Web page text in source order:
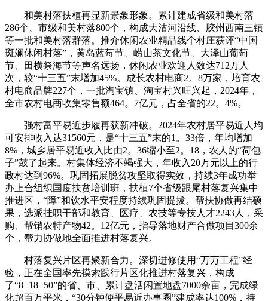
和美村落扶植再显新景象形象。累计建成省级和美村落
286个、市级和美村落800个，构成大沽河沿线、胶州西南三镇
等一批和美村落群落。推介休闲农业精品线个村庄获评“中国
斑斓休闲村落”，黄岛蓝莓节、崂山茶文化节、大泽山葡萄
节、田横祭海节等声名远扬，休闲农业欢迎人数达712万人
次，较“十三五”末增加45%。成长农村电商2。8万家，培育农
村电商品牌227个，一批淘宝镇、淘宝村兴旺兴起，2024年，
全市农村电商收集零售额464。7亿元，占全省的22。4%。
强村富平易近步履再获新冲破。2024年农村居平易近人均
可安排收入达31560元，是“十三五”末的1。33倍，年均增加
8%，城乡居平易近收入比由2。36缩小至2。18，农人的“荷包
子”鼓了起来。村集体经济不竭强大，年收入20万元以上的行
政村达到96%。巩固拓展脱贫攻坚取得实效，持续3年成功举
办上合组织国度扶贫培训班，扶植7个省级跟尾村落复兴集中
推进区，“障”和饮水平安程度持续巩固提拔。帮扶协做再结硕
果，选派挂职干部和教育、医疗、农技等专技人才2243人，采
购、帮销农特产物42。12亿元，指导落地财产合做项目300余
个，帮力协做地全面推进村落复兴。
村落复兴片区再聚新合力。深切进修使用“万万工程”经
验，正在全国率先摸索践行片区化推进村落复兴，构成
了“8+18+50”的省、市、累计盘活闲置地盘7000余亩，完成绿
化超百万平米，“30分钟便平易近办事圈”建成率达100%，持